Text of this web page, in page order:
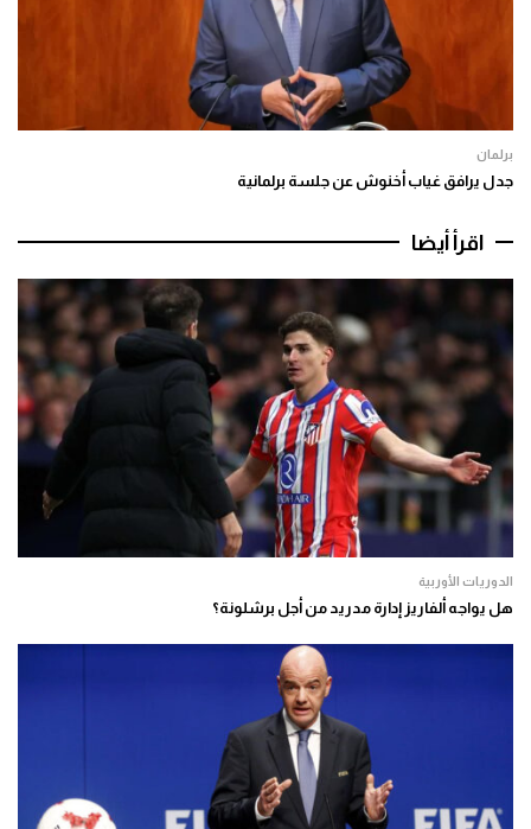
برلمان
جدل يرافق غياب أخنوش عن جلسة برلمانية
اقرأ أيضا
الدوريات الأوربية
هل يواجه ألفاريز إدارة مدريد من أجل برشلونة؟